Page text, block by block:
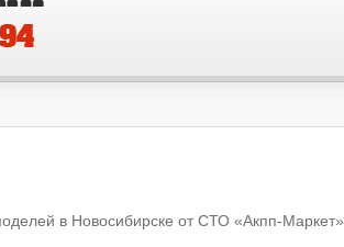
в Новосибирске от СТО «Акпп-Маркет»